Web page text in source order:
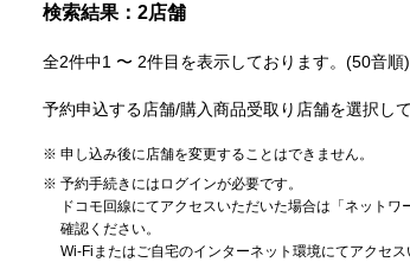
検索結果：2店舗
全2件中1 〜 2件目を表示しております。(50音順)
予約申込する店舗/購入商品受取り店舗を選択して
申し込み後に店舗を変更することはできません。
予約手続きにはログインが必要です。
ドコモ回線にてアクセスいただいた場合は「ネット
確認ください。
Wi-Fiまたはご自宅のインターネット環境にてアクセ